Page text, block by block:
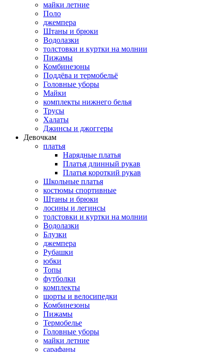
майки летние
Поло
джемпера
Штаны и брюки
Водолазки
толстовки и куртки на молнии
Пижамы
Комбинезоны
Поддёва и термобельё
Головные уборы
Майки
комплекты нижнего белья
Трусы
Халаты
Джинсы и джоггеры
Девочкам
платья
Нарядные платья
Платья длинный рукав
Платья короткий рукав
Школьные платья
костюмы спортивные
Штаны и брюки
лосины и легинсы
толстовки и куртки на молнии
Водолазки
Блузки
джемпера
Рубашки
юбки
Топы
футболки
комплекты
шорты и велосипедки
Комбинезоны
Пижамы
Термобелье
Головные уборы
майки летние
сарафаны